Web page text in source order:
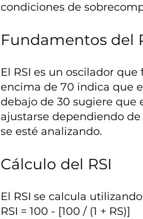
condiciones de
Fundamentos del
El RSI es un oscilador
encima de 70 indica que
debajo de 30 sugiere que
ajustarse dependiendo
se esté analizando.
Cálculo del RSI
El RSI se calcula
RSI = 100 - [100 / (1 + RS)]